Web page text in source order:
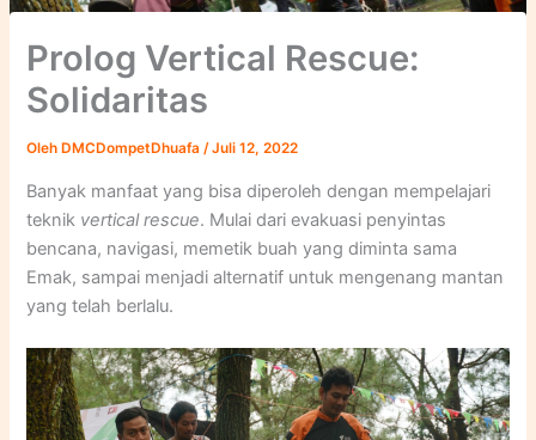
Prolog Vertical Rescue:
Solidaritas
Oleh DMCDompetDhuafa/Juli 12, 2022
Banyak manfaat yang bisa diperoleh dengan mempelajari
teknik vertical rescue. Mulai dari evakuasi penyintas
bencana, navigasi, memetik buah yang diminta sama
Emak, sampai menjadi alternatif untuk mengenang mantan
yang telah berlalu.